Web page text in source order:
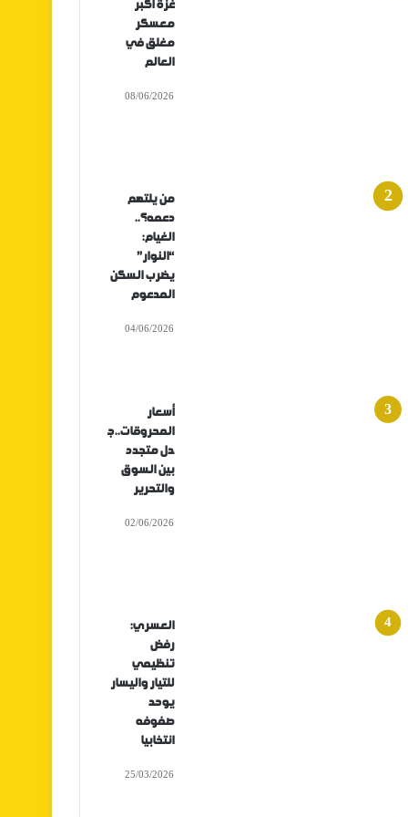
غزة أكبر
معسكر
مغلق في
العالم
08/06/2026
من يلتهم
دعمه؟..
الغيام:
“النوار”
يضرب السكن
المدعوم
04/06/2026
أسعار
المحروقات..ج
دل متجدد
بين السوق
والتحرير
02/06/2026
العسري:
رفض
تنظيمي
للتيار واليسار
يوحد
صفوفه
انتخابيا
25/03/2026